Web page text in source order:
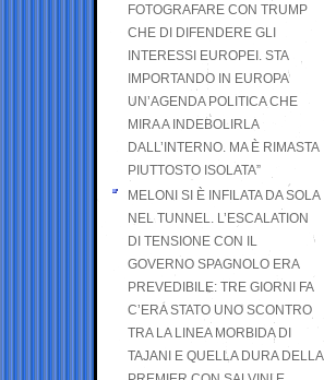
FOTOGRAFARE CON TRUMP
CHE DI DIFENDERE GLI
INTERESSI EUROPEI. STA
IMPORTANDO IN EUROPA
UN’AGENDA POLITICA CHE
MIRA A INDEBOLIRLA
DALL’INTERNO. MA È RIMASTA
PIUTTOSTO ISOLATA”
MELONI SI È INFILATA DA SOLA
NEL TUNNEL. L’ESCALATION
DI TENSIONE CON IL
GOVERNO SPAGNOLO ERA
PREVEDIBILE: TRE GIORNI FA
C’ERA STATO UNO SCONTRO
TRA LA LINEA MORBIDA DI
TAJANI E QUELLA DURA DELLA